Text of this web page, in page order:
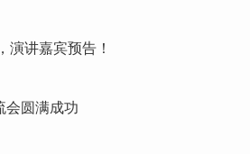
演讲嘉宾预告！
会圆满成功